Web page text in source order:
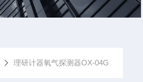
理研计器氧气探测器OX-04G